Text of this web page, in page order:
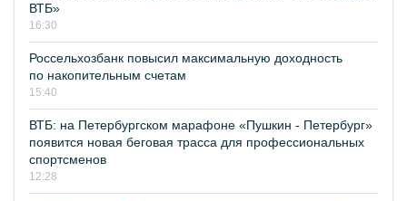
ВТБ»
16:30
Россельхозбанк повысил максимальную доходность
по накопительным счетам
15:40
ВТБ: на Петербургском марафоне «Пушкин - Петербург»
появится новая беговая трасса для профессиональных
спортсменов
12:28